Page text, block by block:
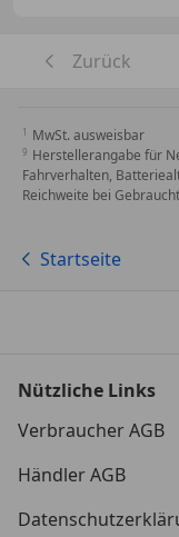
Zurück
MwSt. ausweisbar
Herstellerangabe für
Fahrverhalten,
Reichweite bei
Startseite
Nützliche Links
Verbraucher AGB
Händler AGB